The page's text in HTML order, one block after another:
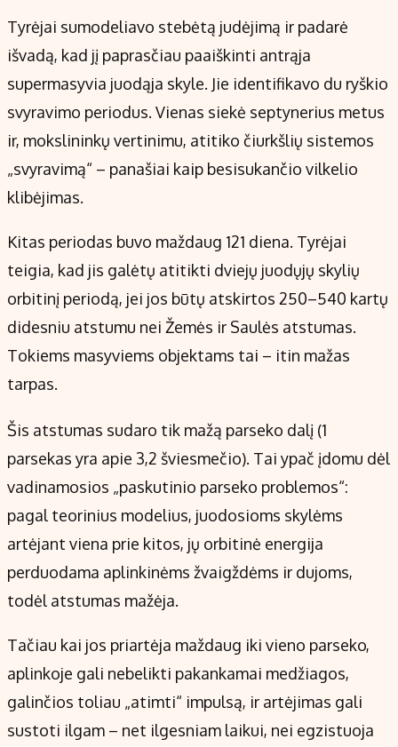
Tyrėjai sumodeliavo stebėtą judėjimą ir padarė
išvadą, kad jį paprasčiau paaiškinti antrąja
supermasyvia juodąja skyle. Jie identifikavo du ryškio
svyravimo periodus. Vienas siekė septynerius metus
ir, mokslininkų vertinimu, atitiko čiurkšlių sistemos
„svyravimą“ – panašiai kaip besisukančio vilkelio
klibėjimas.
Kitas periodas buvo maždaug 121 diena. Tyrėjai
teigia, kad jis galėtų atitikti dviejų juodųjų skylių
orbitinį periodą, jei jos būtų atskirtos 250–540 kartų
didesniu atstumu nei Žemės ir Saulės atstumas.
Tokiems masyviems objektams tai – itin mažas
tarpas.
Šis atstumas sudaro tik mažą parseko dalį (1
parsekas yra apie 3,2 šviesmečio). Tai ypač įdomu dėl
vadinamosios „paskutinio parseko problemos“:
pagal teorinius modelius, juodosioms skylėms
artėjant viena prie kitos, jų orbitinė energija
perduodama aplinkinėms žvaigždėms ir dujoms,
todėl atstumas mažėja.
Tačiau kai jos priartėja maždaug iki vieno parseko,
aplinkoje gali nebelikti pakankamai medžiagos,
galinčios toliau „atimti“ impulsą, ir artėjimas gali
sustoti ilgam – net ilgesniam laikui, nei egzistuoja